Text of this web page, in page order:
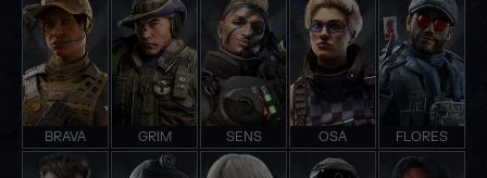
BRAVA GRIM SENS OSA FLORES